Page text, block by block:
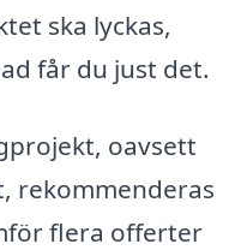
ska lyckas,
får du just det.
oavsett
rekommenderas
flera offerter